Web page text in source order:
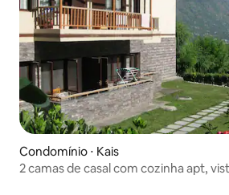
Condomínio ⋅ Kais
2 camas de casal com cozinha apt,